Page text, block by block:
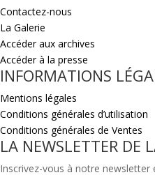
Contactez-nous
La Galerie
Accéder aux archives
Accéder à la presse
INFORMATIONS
Mentions légales
Conditions générales d’utilisation
Conditions générales de Ventes
LA NEWSLETTER DE
Inscrivez-vous à notre